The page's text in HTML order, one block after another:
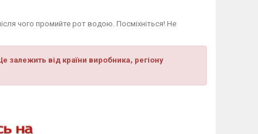
чого промийте рот водою. Посміхніться! Не
залежить від країни виробника, регіону